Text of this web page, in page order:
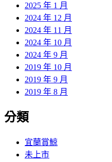
2025 年 1 月
2024 年 12 月
2024 年 11 月
2024 年 10 月
2024 年 9 月
2019 年 10 月
2019 年 9 月
2019 年 8 月
分類
宜蘭賞鯨
未上市